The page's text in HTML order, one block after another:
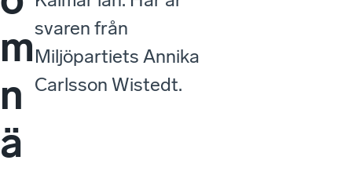
m
n
ä
svaren från
Miljöpartiets Annika
Carlsson Wistedt.